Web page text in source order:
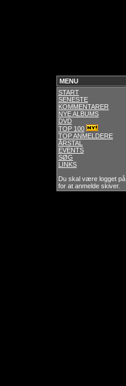
MENU
START
SENESTE
KOMMENTARER
NYE ALBUMS
DVD
TOP 100
TOP ANMELDERE
ÅRSTAL
EVENTS
SØG
LINKS
Du skal være logget på
for at anmelde skiver.